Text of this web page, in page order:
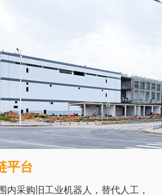
平台
内采购旧工业机器人，替代人工，